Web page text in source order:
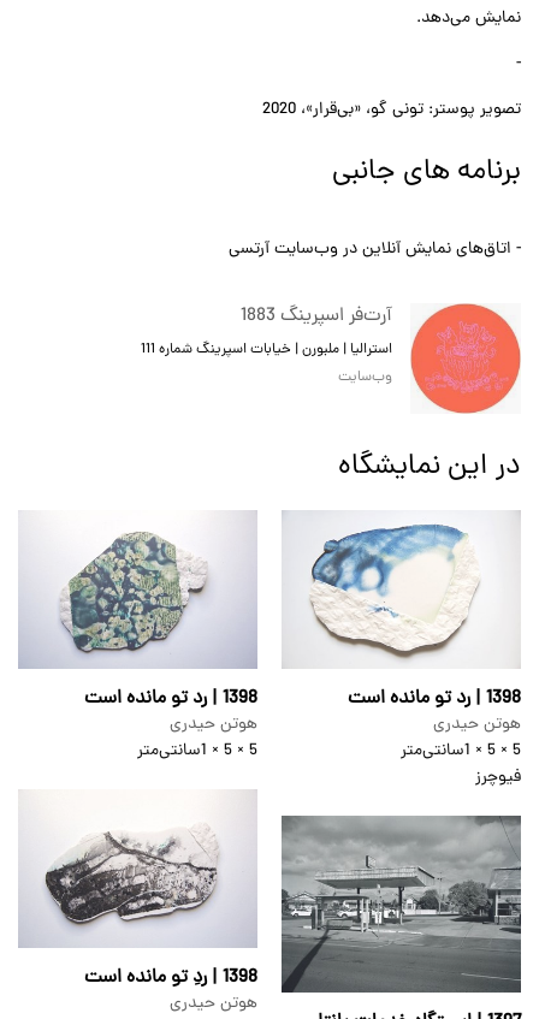
نمایش می‌دهد.
-
تصویر پوستر: تونی گو، «بی‌قرار»،‌ 2020
برنامه های جانبی
- اتاق‌های نمایش آنلاین در وب‌سایت آرتسی
آرت‌فر اسپرینگ 1883
استرالیا | ملبورن | خیابات اسپرینگ شماره 111
وب‌سایت
در این نمایشگاه
1398 | رد تو مانده است
هوتن حیدری
5 × 5 × 1
سانتی‌متر
فیوچرز
1398 | رد تو مانده است
هوتن حیدری
5 × 5 × 1
سانتی‌متر
1398 | ردِ تو مانده است
هوتن حیدری